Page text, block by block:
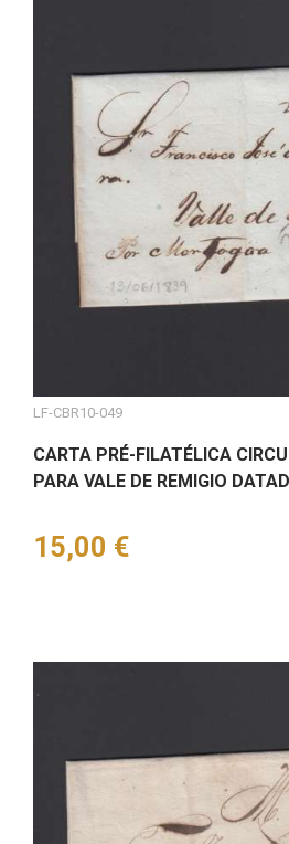
LF-CBR10-049
CARTA PRÉ-FILATÉLICA
PARA VALE DE REMIGIO
Preço
15,00 €